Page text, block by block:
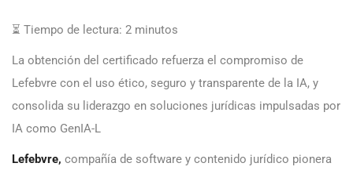
⏳ Tiempo de lectura: 2 minutos
La obtención del certificado refuerza el compromiso de
Lefebvre con el uso ético, seguro y transparente de la IA, y
consolida su liderazgo en soluciones jurídicas impulsadas por
IA como GenIA-L
Lefebvre, compañía de software y contenido jurídico pionera